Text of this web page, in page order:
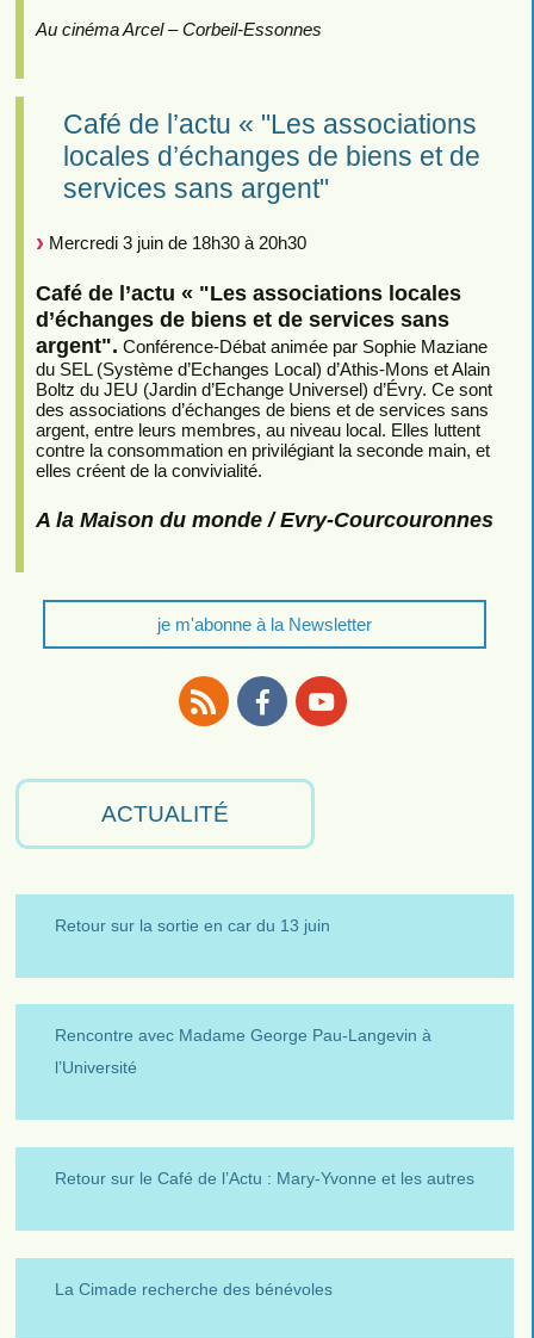
Au cinéma Arcel – Corbeil-Essonnes
Café de l’actu « "Les associations
locales d’échanges de biens et de
services sans argent"
Mercredi 3 juin de 18h30 à 20h30
Café de l’actu « "Les associations locales
d’échanges de biens et de services sans
argent". Conférence-Débat animée par Sophie Maziane
du SEL (Système d’Echanges Local) d’Athis-Mons et Alain
Boltz du JEU (Jardin d’Echange Universel) d’Évry. Ce sont
des associations d’échanges de biens et de services sans
argent, entre leurs membres, au niveau local. Elles luttent
contre la consommation en privilégiant la seconde main, et
elles créent de la convivialité.
A la Maison du monde / Evry-Courcouronnes
je m'abonne à la Newsletter
ACTUALITÉ
Retour sur la sortie en car du 13 juin
Rencontre avec Madame George Pau-Langevin à
l’Université
Retour sur le Café de l’Actu : Mary-Yvonne et les autres
La Cimade recherche des bénévoles